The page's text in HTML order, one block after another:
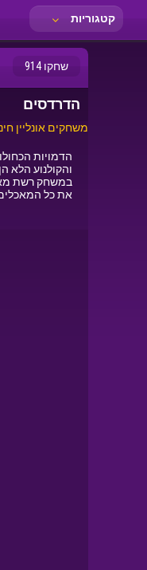
קטגוריות
שחקו 914
הדרדסים
משחקים אונליין
הדמויות
והקולנוע הלא
במשחק רשת
את כל